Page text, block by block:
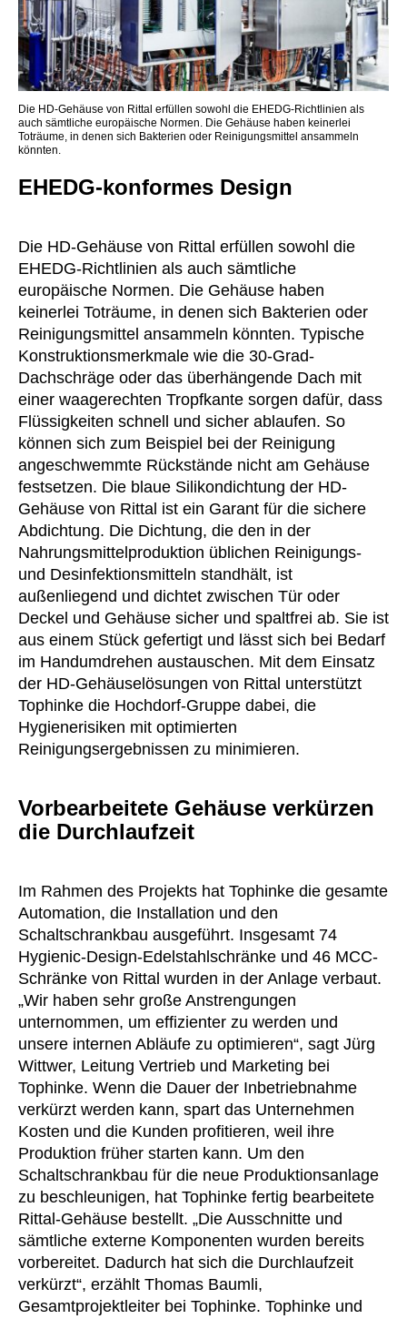
Die HD-Gehäuse von Rittal erfüllen sowohl die EHEDG-Richtlinien als
auch sämtliche europäische Normen. Die Gehäuse haben keinerlei
Toträume, in denen sich Bakterien oder Reinigungsmittel ansammeln
könnten.
EHEDG-konformes Design
Die HD-Gehäuse von Rittal erfüllen sowohl die
EHEDG-Richtlinien als auch sämtliche
europäische Normen. Die Gehäuse haben
keinerlei Toträume, in denen sich Bakterien oder
Reinigungsmittel ansammeln könnten. Typische
Konstruktionsmerkmale wie die 30-Grad-
Dachschräge oder das überhängende Dach mit
einer waagerechten Tropfkante sorgen dafür, dass
Flüssigkeiten schnell und sicher ablaufen. So
können sich zum Beispiel bei der Reinigung
angeschwemmte Rückstände nicht am Gehäuse
festsetzen. Die blaue Silikondichtung der HD-
Gehäuse von Rittal ist ein Garant für die sichere
Abdichtung. Die Dichtung, die den in der
Nahrungsmittelproduktion üblichen Reinigungs-
und Desinfektionsmitteln standhält, ist
außenliegend und dichtet zwischen Tür oder
Deckel und Gehäuse sicher und spaltfrei ab. Sie ist
aus einem Stück gefertigt und lässt sich bei Bedarf
im Handumdrehen austauschen. Mit dem Einsatz
der HD-Gehäuselösungen von Rittal unterstützt
Tophinke die Hochdorf-Gruppe dabei, die
Hygienerisiken mit optimierten
Reinigungsergebnissen zu minimieren.
Vorbearbeitete Gehäuse verkürzen
die Durchlaufzeit
Im Rahmen des Projekts hat Tophinke die gesamte
Automation, die Installation und den
Schaltschrankbau ausgeführt. Insgesamt 74
Hygienic-Design-Edelstahlschränke und 46 MCC-
Schränke von Rittal wurden in der Anlage verbaut.
„Wir haben sehr große Anstrengungen
unternommen, um effizienter zu werden und
unsere internen Abläufe zu optimieren“, sagt Jürg
Wittwer, Leitung Vertrieb und Marketing bei
Tophinke. Wenn die Dauer der Inbetriebnahme
verkürzt werden kann, spart das Unternehmen
Kosten und die Kunden profitieren, weil ihre
Produktion früher starten kann. Um den
Schaltschrankbau für die neue Produktionsanlage
zu beschleunigen, hat Tophinke fertig bearbeitete
Rittal-Gehäuse bestellt. „Die Ausschnitte und
sämtliche externe Komponenten wurden bereits
vorbereitet. Dadurch hat sich die Durchlaufzeit
verkürzt“, erzählt Thomas Baumli,
Gesamtprojektleiter bei Tophinke. Tophinke und